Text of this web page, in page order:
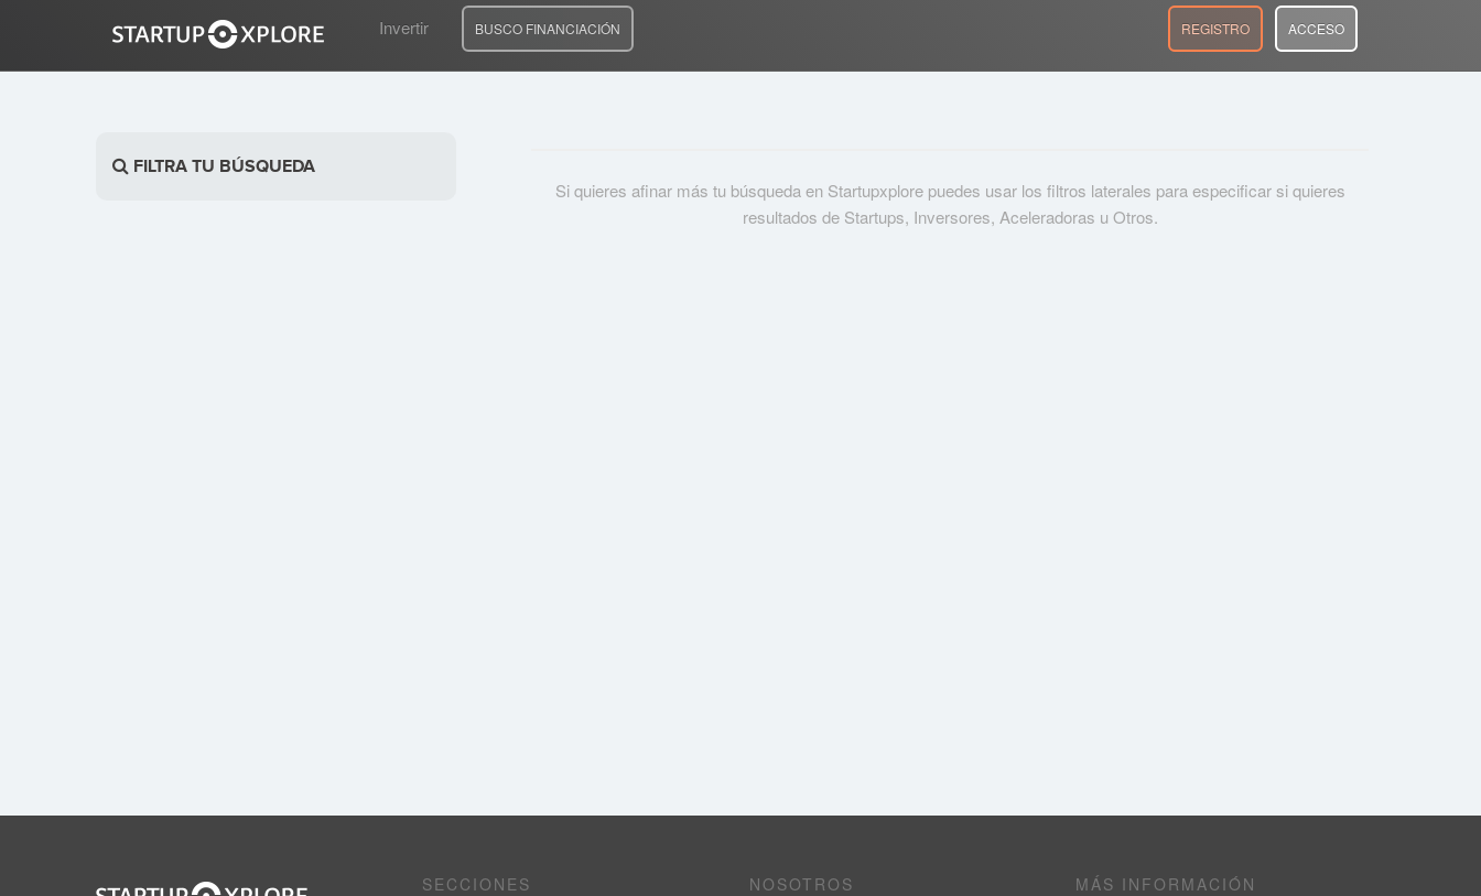
Invertir BUSCO FINANCIACIÓN REGISTRO ACCESO
FILTRA TU BÚSQUEDA
Si quieres afinar más tu búsqueda en Startupxplore puedes usar los filtros laterales para especificar si quieres
resultados de Startups, Inversores, Aceleradoras u Otros.
SECCIONES NOSOTROS MÁS INFORMACIÓN